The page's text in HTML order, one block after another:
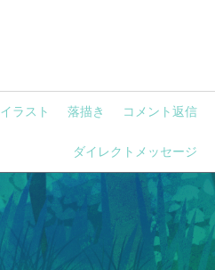
イラスト 落描き コメント返信
ダイレクトメッセージ